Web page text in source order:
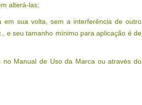
alterá-las;
sua volta, sem a interferência de outro
e seu tamanho mínimo para aplicação é de
Manual de Uso da Marca ou através do